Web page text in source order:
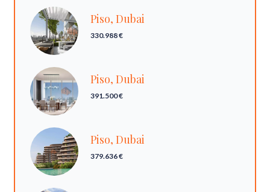
Piso, Dubai
330.988 €
Piso, Dubai
391.500 €
Piso, Dubai
379.636 €